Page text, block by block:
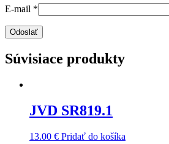
E-mail *
Súvisiace produkty
JVD SR819.1
13.00 € Pridať do košíka